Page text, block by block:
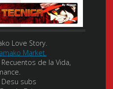
Love Story.
Market.
de la Vida,
Desu subs